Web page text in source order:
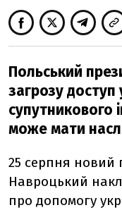
Польський
загрозу доступ
супутникового
може мати
25 серпня новий
Навроцький
про допомогу